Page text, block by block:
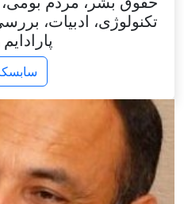
تکنولوژی، ادبیات،